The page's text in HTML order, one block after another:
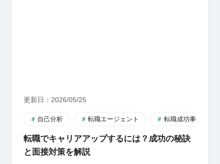
更新日 2026/05/25
自己分析 転職エージェント 転職成功事例
転職でキャリアアップするには？成功の秘訣
と面接対策を解説